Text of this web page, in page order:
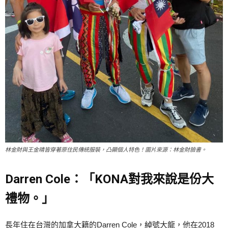
林金財與王金晴皆穿著原住民傳統服裝，凸顯個人特色！圖片來源：林金財臉書。
Darren Cole：「KONA對我來說是份大
禮物。」
長年住在台灣的加拿大籍的Darren Cole，綽號大龍，他在2018